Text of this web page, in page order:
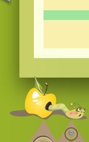
kinoонлайн